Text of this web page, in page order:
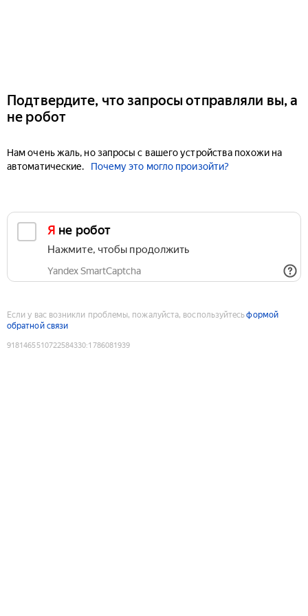
Подтвердите, что запросы отправляли вы, а
не робот
Нам очень жаль, но запросы с вашего устройства похожи на
автоматические.
Почему это могло произойти?
Я не робот
Нажмите, чтобы продолжить
Yandex SmartCaptcha
Если у вас возникли проблемы, пожалуйста, воспользуйтесьформой
обратной связи
9181465510722584330:1786081939